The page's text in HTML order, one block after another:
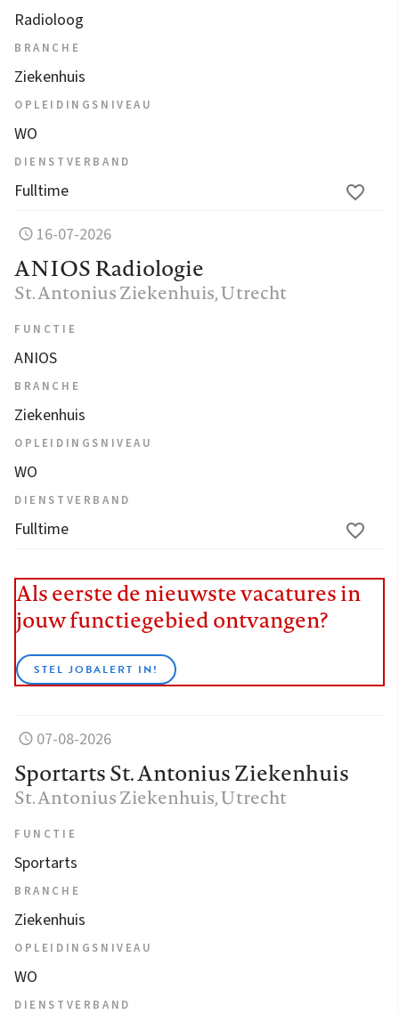
Radioloog
BRANCHE
Ziekenhuis
OPLEIDINGSNIVEAU
WO
DIENSTVERBAND
Fulltime
16-07-2026
ANIOS Radiologie
St. Antonius Ziekenhuis, Utrecht
FUNCTIE
ANIOS
BRANCHE
Ziekenhuis
OPLEIDINGSNIVEAU
WO
DIENSTVERBAND
Fulltime
Als eerste de nieuwste vacatures in
jouw functiegebied ontvangen?
STEL JOBALERT IN!
07-08-2026
Sportarts St. Antonius Ziekenhuis
St. Antonius Ziekenhuis, Utrecht
FUNCTIE
Sportarts
BRANCHE
Ziekenhuis
OPLEIDINGSNIVEAU
WO
DIENSTVERBAND